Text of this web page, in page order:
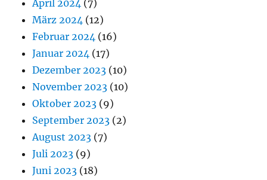
April 2024 (7)
März 2024 (12)
Februar 2024 (16)
Januar 2024 (17)
Dezember 2023 (10)
November 2023 (10)
Oktober 2023 (9)
September 2023 (2)
August 2023 (7)
Juli 2023 (9)
Juni 2023 (18)